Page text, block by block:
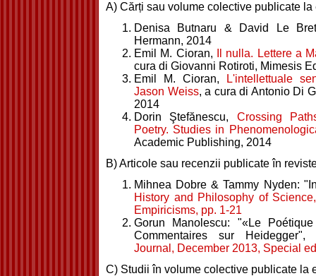
A) Cărți sau volume colective publicate
Denisa Butnaru & David Le
Hermann, 2014
Emil M. Cioran,
Il nulla. Lettere a
cura di Giovanni Rotiroti, Mimesis
Emil M. Cioran,
L'intellettuale
Jason Weiss, a cura di Antonio Di
2014
Dorin Ştefănescu, Crossing
Poetry. Studies in
Academic Publishing, 2014
B) Articole sau recenzii publicate în
Mihnea Dobre & Tammy Nyden:
History and Philosophy of
Empiricisms, pp. 1-21
Gorun Manolescu: "«Le
Commentaires sur
Journal, December 2013, Special
C) Studii în volume colective publicate la